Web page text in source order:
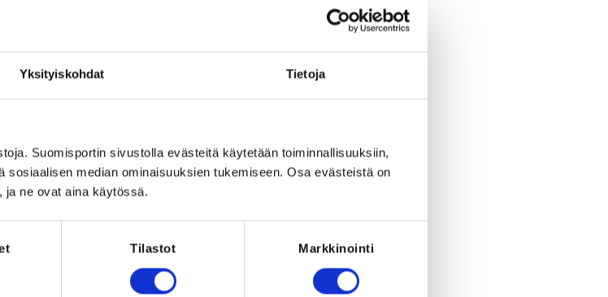
Yksityiskohdat Tietoja
Suomisportin sivustolla evästeitä käytetään toiminnallisuuksiin,
median ominaisuuksien tukemiseen. Osa evästeistä on
ja ne ovat aina käytössä.
Tilastot Markkinointi
vinkkejä